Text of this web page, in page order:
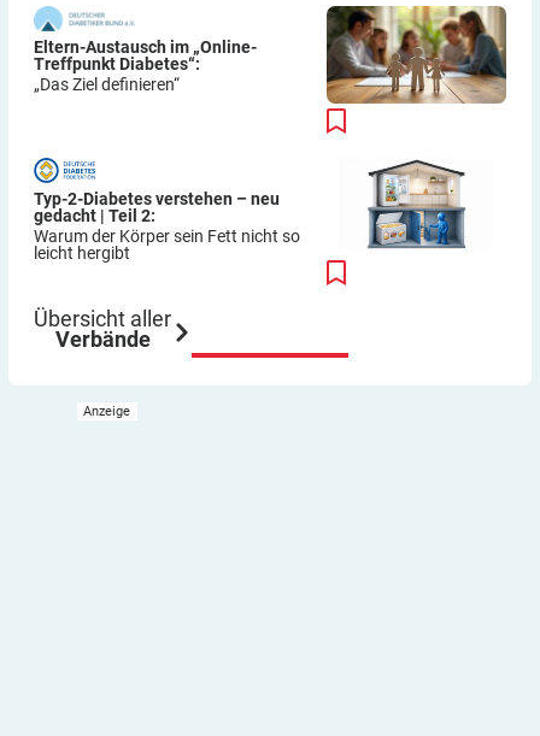
Eltern-Austausch im „Online-
Treffpunkt Diabetes“:
„Das Ziel definieren“
Typ-2-Diabetes verstehen – neu
gedacht | Teil 2:
Warum der Körper sein Fett nicht so
leicht hergibt
Übersicht aller
Verbände